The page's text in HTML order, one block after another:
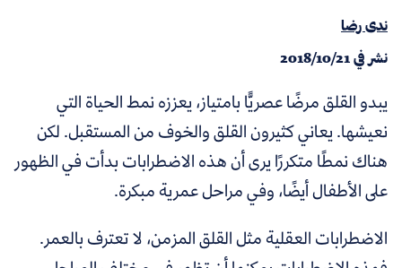
ندى رضا
نشر في2018/10/21
يبدو القلق مرضًا عصريًّا بامتياز، يعززه نمط الحياة التي
نعيشها. يعاني كثيرون القلق والخوف من المستقبل. لكن
هناك نمطًا متكررًا يرى أن هذه الاضطرابات بدأت في الظهور
على الأطفال أيضًا، وفي مراحل عمرية مبكرة.
الاضطرابات العقلية مثل القلق المزمن، لا تعترف بالعمر.